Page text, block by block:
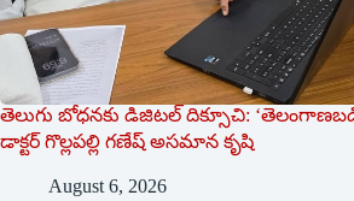
తెలుగు బోధనకు డిజిటల్ దిక్సూచి:
డాక్టర్ గొల్లపల్లి గణేష్ అసమాన కృషి
August 6, 2026